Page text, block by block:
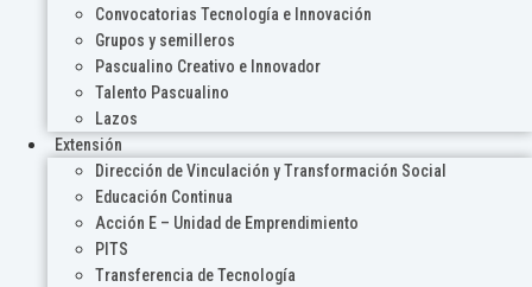
Convocatorias Tecnología e Innovación
Grupos y semilleros
Pascualino Creativo e Innovador
Talento Pascualino
Lazos
Extensión
Dirección de Vinculación y Transformación Social
Educación Continua
Acción E – Unidad de Emprendimiento
PITS
Transferencia de Tecnología